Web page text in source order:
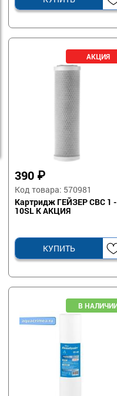
390 ₽
Код товара: 570981
Картридж ГЕЙЗЕР СВС 1 -
10SL К АКЦИЯ
КУПИТЬ